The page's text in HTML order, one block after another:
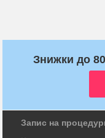
Знижки до
Запис на